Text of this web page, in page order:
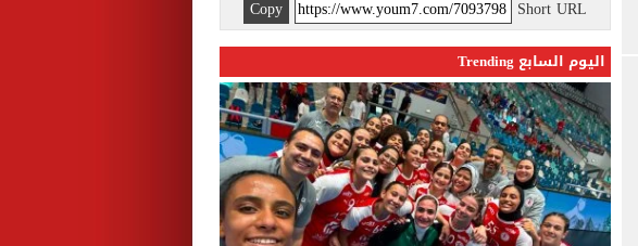
Short URL
Copy
اليوم السابع Trending